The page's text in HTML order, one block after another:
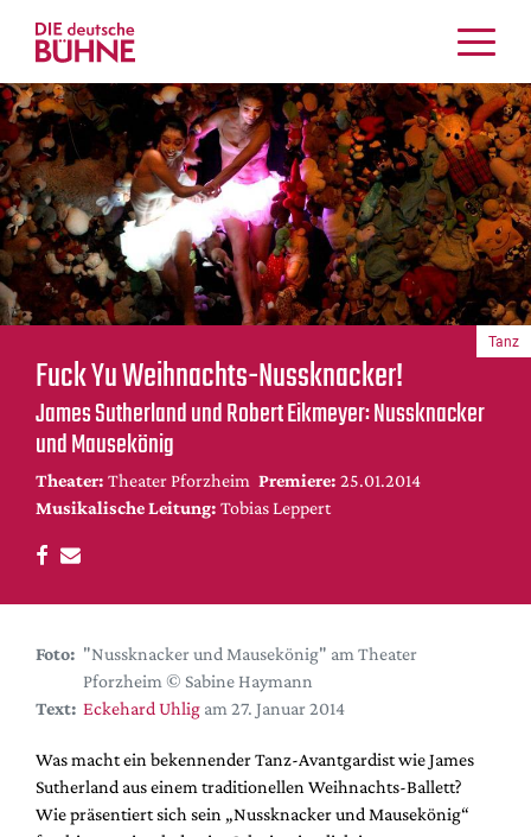
Kritiken
Schauspiel
Musiktheater
Tanz
Crossover
Bühnenwelt
Festivals & Veranstaltungen
Menschen & Theater
Themen
Internationales
Nachrufe
Medientipps
DdB-map
Festival-Planer
Hefte
Alle Hefte
Leseproben
Podcast
Fuck Yu Weihnachts-Nussknacker!
James Sutherland und Robert Eikmeyer: Nussknacker
und Mausekönig
Theater: Theater Pforzheim Premiere: 25.01.2014
Musikalische Leitung: Tobias Leppert
Tanz
Foto: "Nussknacker und Mausekönig" am Theater
Pforzheim © Sabine Haymann
Text: Eckehard Uhlig am 27. Januar 2014
Was macht ein bekennender Tanz-Avantgardist wie James
Sutherland aus einem traditionellen Weihnachts-Ballett?
Wie präsentiert sich sein „Nussknacker und Mausekönig“